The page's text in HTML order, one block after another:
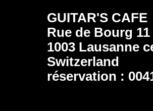
GUITAR'S CAFE
Rue de Bourg 11
1003 Lausanne
Switzerland
réservation :